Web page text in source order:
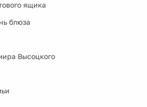
ящика
блюза
Высоцкого